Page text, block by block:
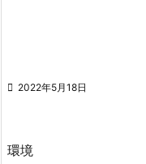
 2022年5月18日
環境